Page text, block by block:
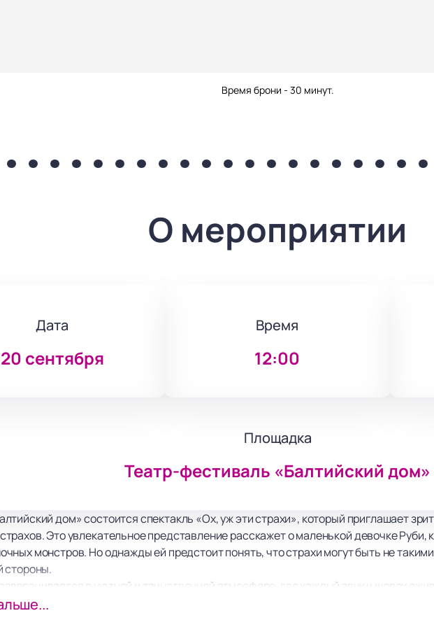
Время брони - 30 минут.
О мероприятии
Дата
20 сентября
Время
12:00
Площадка
Театр-фестиваль «Балтийский дом»
дом» состоится спектакль «Ох, уж эти страхи», который приглашает
Это увлекательное представление расскажет о маленькой девочке Руби,
монстров. Но однажды ей предстоит понять, что страхи могут быть не
стороны.
в уютной и таинственной атмосфере, где каждый звук и шорох
предлагает зрителям вместе с главной героиней отправиться в волшебное